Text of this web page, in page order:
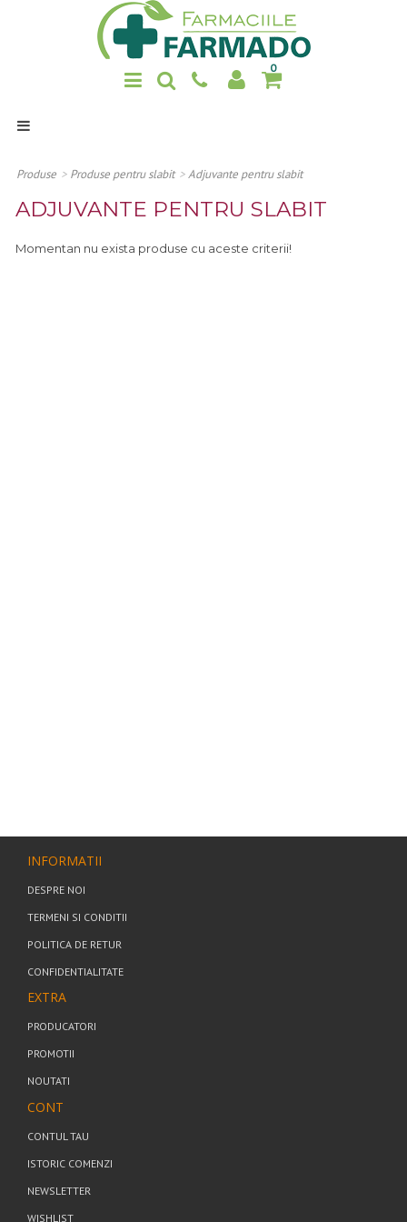
Produse
Promotii
Despre noi
0
Produse > Produse pentru slabit >Adjuvante pentru slabit
ADJUVANTE PENTRU SLABIT
Momentan nu exista produse cu aceste criterii!
INFORMATII
DESPRE NOI
TERMENI SI CONDITII
POLITICA DE RETUR
CONFIDENTIALITATE
EXTRA
PRODUCATORI
PROMOTII
NOUTATI
CONT
CONTUL TAU
ISTORIC COMENZI
NEWSLETTER
WISHLIST